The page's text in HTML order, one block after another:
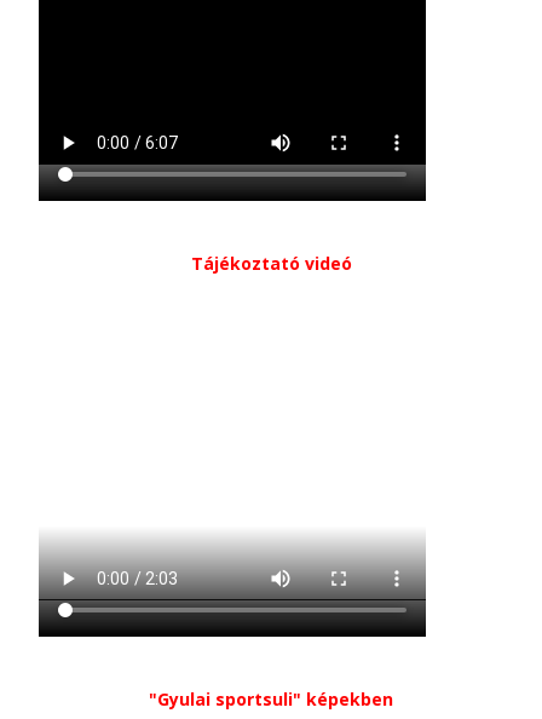
Tájékoztató videó
"Gyulai sportsuli" képekben